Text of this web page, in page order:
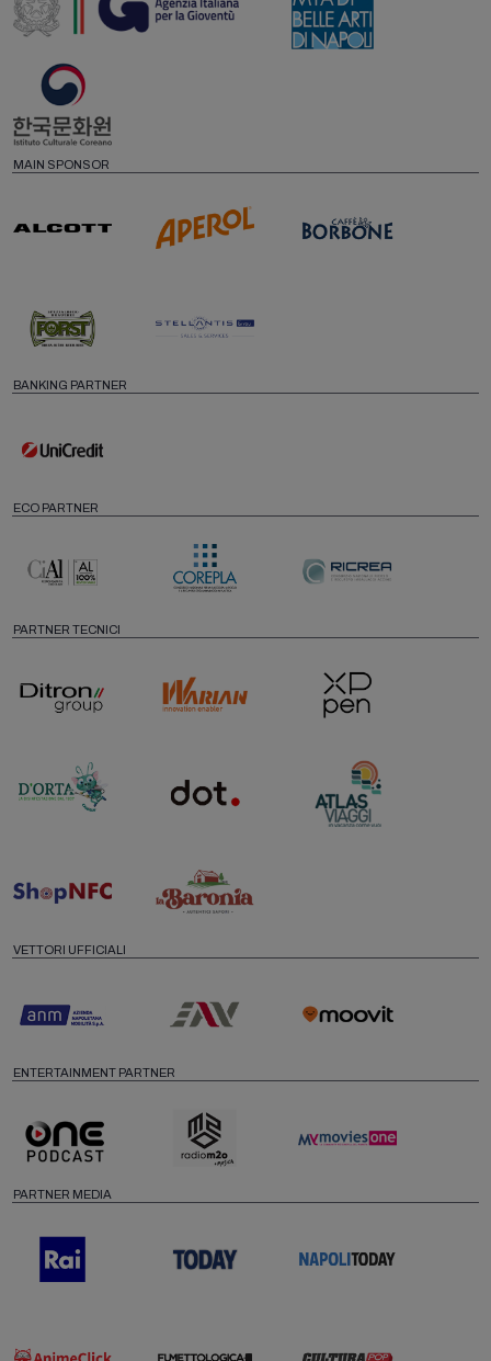
MAIN SPONSOR
BANKING PARTNER
ECO PARTNER
PARTNER TECNICI
VETTORI UFFICIALI
ENTERTAINMENT PARTNER
PARTNER MEDIA